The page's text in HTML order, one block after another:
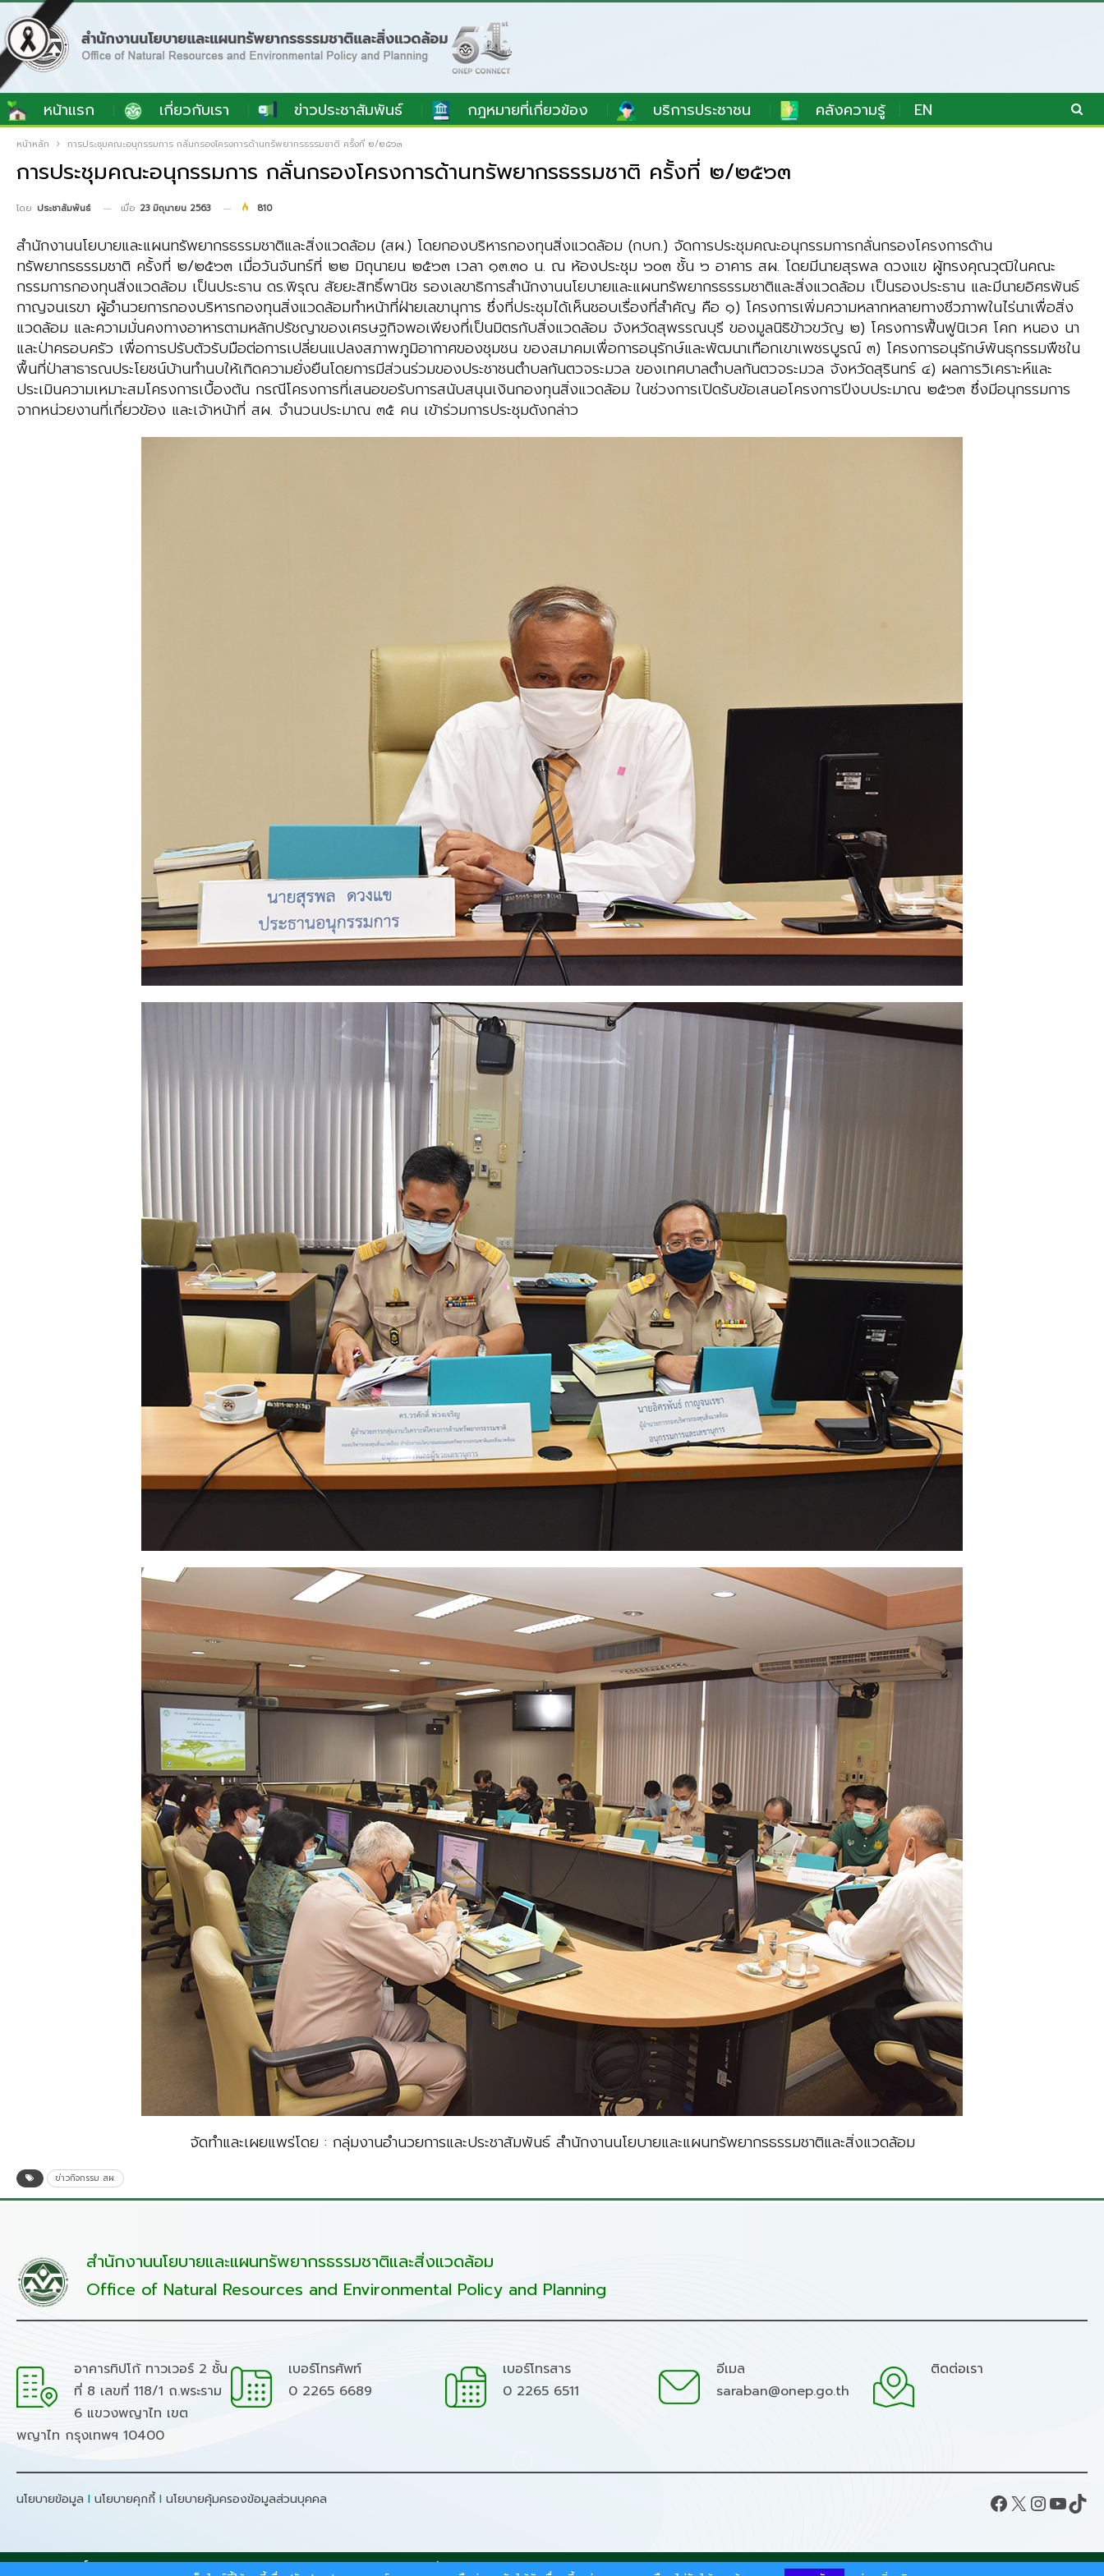
หน้าแรก เกี่ยวกับเรา ข่าวประชาสัมพันธ์ กฎหมายที่เกี่ยวข้อง บริการประชาชน คลังความรู้ EN
หน้าหลัก การประชุมคณะอนุกรรมการ กลั่นกรองโครงการด้านทรัพยากรธรรมชาติ ครั้งที่ ๒/๒๕๖๓
การประชุมคณะอนุกรรมการ กลั่นกรองโครงการด้านทรัพยากรธรรมชาติ ครั้งที่ ๒/๒๕๖๓
โดย ประชาสัมพันธ์ เมื่อ 23 มิถุนายน 2563 810
สำนักงานนโยบายและแผนทรัพยากรธรรมชาติและสิ่งแวดล้อม (สผ.) โดยกองบริหารกองทุนสิ่งแวดล้อม (กบก.) จัดการประชุมคณะอนุกรรมการกลั่นกรองโครงการด้าน
ทรัพยากรธรรมชาติ ครั้งที่ ๒/๒๕๖๓ เมื่อวันจันทร์ที่ ๒๒ มิถุนายน ๒๕๖๓ เวลา ๑๓.๓๐ น. ณ ห้องประชุม ๖๐๓ ชั้น ๖ อาคาร สผ. โดยมีนายสุรพล ดวงแข ผู้ทรงคุณวุฒิในคณะ
กรรมการกองทุนสิ่งแวดล้อม เป็นประธาน ดร.พิรุณ สัยยะสิทธิ์พานิช รองเลขาธิการสำนักงานนโยบายและแผนทรัพยากรธรรมชาติและสิ่งแวดล้อม เป็นรองประธาน และมีนายอิศรพันธ์
กาญจนเรขา ผู้อำนวยการกองบริหารกองทุนสิ่งแวดล้อมทำหน้าที่ฝ่ายเลขานุการ ซึ่งที่ประชุมได้เห็นชอบเรื่องที่สำคัญ คือ ๑) โครงการเพิ่มความหลากหลายทางชีวภาพในไร่นาเพื่อสิ่ง
แวดล้อม และความมั่นคงทางอาหารตามหลักปรัชญาของเศรษฐกิจพอเพียงที่เป็นมิตรกับสิ่งแวดล้อม จังหวัดสุพรรณบุรี ของมูลนิธิข้าวขวัญ ๒) โครงการฟื้นฟูนิเวศ โคก หนอง นา
และป่าครอบครัว เพื่อการปรับตัวรับมือต่อการเปลี่ยนแปลงสภาพภูมิอากาศของชุมชน ของสมาคมเพื่อการอนุรักษ์และพัฒนาเทือกเขาเพชรบูรณ์ ๓) โครงการอนุรักษ์พันธุกรรมพืชใน
พื้นที่ป่าสาธารณประโยชน์บ้านทำนบให้เกิดความยั่งยืนโดยการมีส่วนร่วมของประชาชนตำบลกันตวจระมวล ของเทศบาลตำบลกันตวจระมวล จังหวัดสุรินทร์ ๔) ผลการวิเคราะห์และ
ประเมินความเหมาะสมโครงการเบื้องต้น กรณีโครงการที่เสนอขอรับการสนับสนุนเงินกองทุนสิ่งแวดล้อม ในช่วงการเปิดรับข้อเสนอโครงการปีงบประมาณ ๒๕๖๓ ซึ่งมีอนุกรรมการ
จากหน่วยงานที่เกี่ยวข้อง และเจ้าหน้าที่ สผ. จำนวนประมาณ ๓๕ คน เข้าร่วมการประชุมดังกล่าว
จัดทำและเผยแพร่โดย : กลุ่มงานอำนวยการและประชาสัมพันธ์ สำนักงานนโยบายและแผนทรัพยากรธรรมชาติและสิ่งแวดล้อม
ข่าวกิจกรรม สผ.
สำนักงานนโยบายและแผนทรัพยากรธรรมชาติและสิ่งแวดล้อม
Office of Natural Resources and Environmental Policy and Planning
อาคารทิปโก้ ทาวเวอร์ 2 ชั้น
ที่ 8 เลขที่ 118/1 ถ.พระราม
6 แขวงพญาไท เขต
พญาไท กรุงเทพฯ 10400
เบอร์โทรศัพท์
0 2265 6689
เบอร์โทรสาร
0 2265 6511
อีเมล
saraban@onep.go.th
ติดต่อเรา
นโยบายข้อมูล I นโยบายคุกกี้ I นโยบายคุ้มครองข้อมูลส่วนบุคคล Facebook X InstagramYouTube TikTok
สงวนลิขสิทธิ์ © 2026 - สำนักงานนโยบายและแผนทรัพยากรธรรมชาติและสิ่งแวดล้อม.